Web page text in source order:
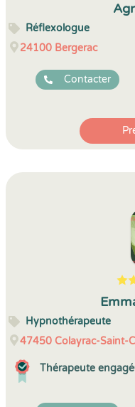
Réflexologue
24100 Bergerac
Contacter
5
1
5
55
Hypnothérapeute
47450 Colayrac-Saint-
Thérapeute